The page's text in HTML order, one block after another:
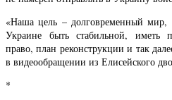
«Наша цель – долговременный мир,
Украине быть стабильной, иметь
право, план реконструкции и так
в видеообращении из Елисейского
*